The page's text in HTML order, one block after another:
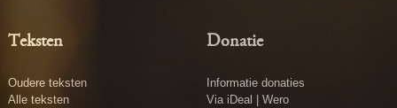
Teksten
Oudere teksten
Alle teksten
Donatie
Informatie donaties
Via iDeal | Wero